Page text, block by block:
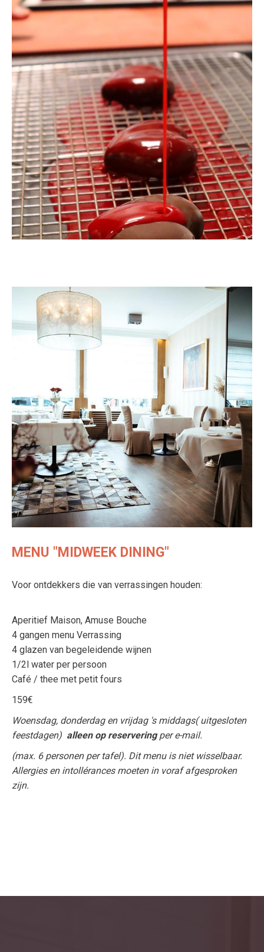
MENU "MIDWEEK DINING"
Voor ontdekkers die van verrassingen houden:
Aperitief Maison, Amuse Bouche
4 gangen menu Verrassing
4 glazen van begeleidende wijnen
1/2l water per persoon
Café / thee met petit fours
159€
Woensdag, donderdag en vrijdag 's middags( uitgesloten
feestdagen) alleen op reserveringper e-mail.
(max. 6 personen per tafel). Dit menu is niet wisselbaar.
Allergies en intollérances moeten in voraf afgesproken
zijn.